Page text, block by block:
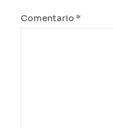
Comentario *